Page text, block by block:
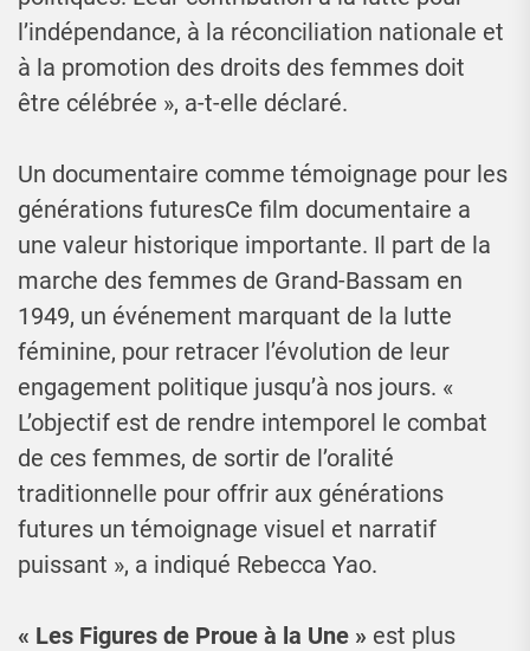
l’indépendance, à la réconciliation nationale et
à la promotion des droits des femmes doit
être célébrée », a-t-elle déclaré.
Un documentaire comme témoignage pour les
générations futuresCe film documentaire a
une valeur historique importante. Il part de la
marche des femmes de Grand-Bassam en
1949, un événement marquant de la lutte
féminine, pour retracer l’évolution de leur
engagement politique jusqu’à nos jours. «
L’objectif est de rendre intemporel le combat
de ces femmes, de sortir de l’oralité
traditionnelle pour offrir aux générations
futures un témoignage visuel et narratif
puissant », a indiqué Rebecca Yao.
« Les Figures de Proue à la Une » est plus